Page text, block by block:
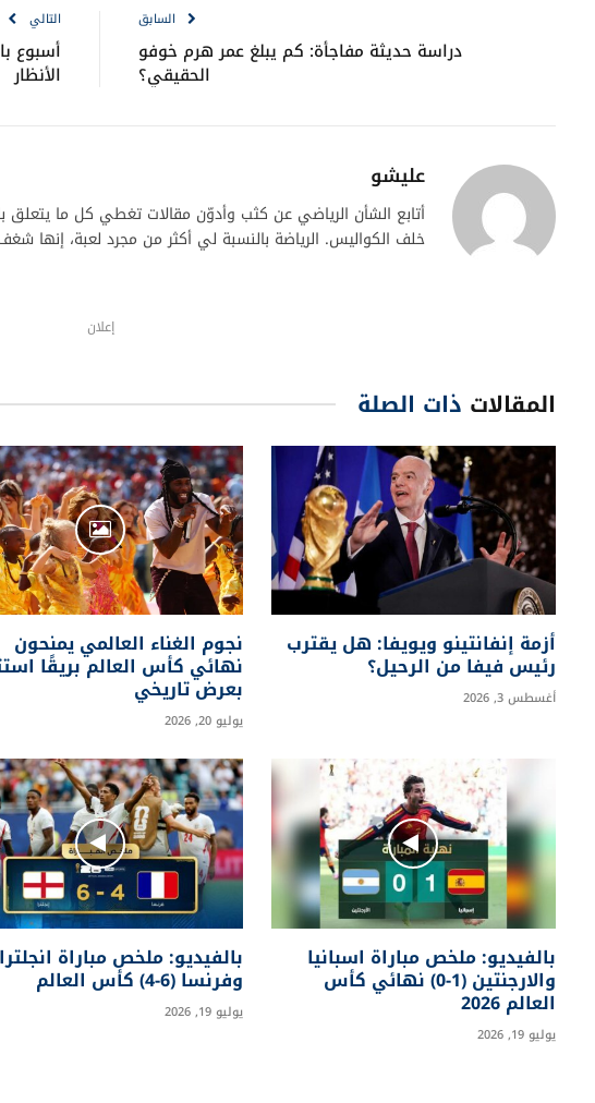
السابق
دراسة حديثة مفاجأة: كم يبلغ عمر هرم خوفو
الحقيقي؟
التالي
أسبوع
الأنظار
عليشو
أتابع الشأن الرياضي عن كثب وأدوّن مقالات تغطي كل ما يتعلق
خلف الكواليس. الرياضة بالنسبة لي أكثر من مجرد لعبة، إنها
إعلان
المقالات ذات الصلة
أزمة إنفانتينو ويويفا: هل يقترب
رئيس فيفا من الرحيل؟
أغسطس 3, 2026
نجوم الغناء العالمي يمنحون
نهائي كأس العالم بريقًا
بعرض تاريخي
يوليو 20, 2026
بالفيديو: ملخص مباراة اسبانيا
والارجنتين (1-0) نهائي كأس
العالم 2026
يوليو 19, 2026
بالفيديو: ملخص مباراة انجلترا
وفرنسا (6-4) كأس العالم
يوليو 19, 2026